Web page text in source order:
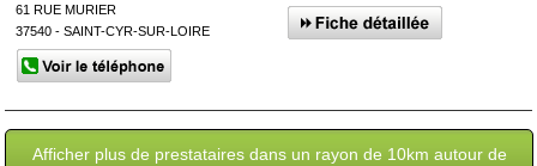
61 RUE MURIER
37540 - SAINT-CYR-SUR-LOIRE
Afficher plus de prestataires dans un rayon de 10km autour de